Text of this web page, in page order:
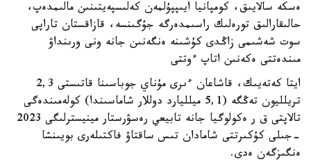
ەسكە سالايىق، كومپانيا ايىپپۇلمەن كەلىسپەيتىنىن مالىمدەپ،
حالىقارالىق تورەلىك راسىمدەرگە جۇگىنسە، قازاقستان تاراپى
سوت شەشىمى زاڭدى كۇشىنە ەنگەنىن جانە ونى ورىنداۋ
مىندەتتى ەكەنىن اتاپ ءوتتى
ايتا كەتەيىك، قاشاعان ءىرى مۇناي جوباسىنا قاتىستى 2,3
تريلليون تەڭگە (5,1 ميلليارد دوللار شاماسىندا) كولەمىندەگى
تالاپتى ق ر ەكولوگيا جانە تابيعي رەسۋرستار مينيسترلىگى 2023
-جىلى كۇكىرتتى شامادان تىس ساقتاۋ فاكتىلەرى بويىنشا
ەنگىزگەن ەدى.